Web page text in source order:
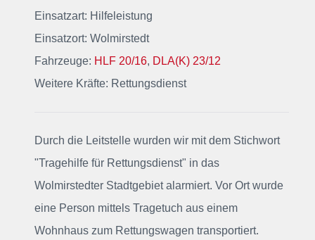
Einsatzart: Hilfeleistung
Einsatzort: Wolmirstedt
Fahrzeuge: HLF 20/16, DLA(K) 23/12
Weitere Kräfte: Rettungsdienst
Durch die Leitstelle wurden wir mit dem Stichwort
"Tragehilfe für Rettungsdienst" in das
Wolmirstedter Stadtgebiet alarmiert. Vor Ort wurde
eine Person mittels Tragetuch aus einem
Wohnhaus zum Rettungswagen transportiert.